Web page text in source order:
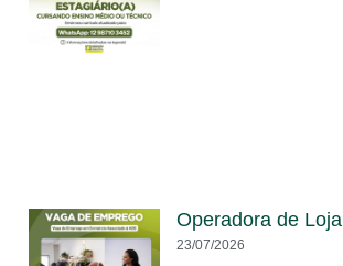
Operadora de Loja
23/07/2026